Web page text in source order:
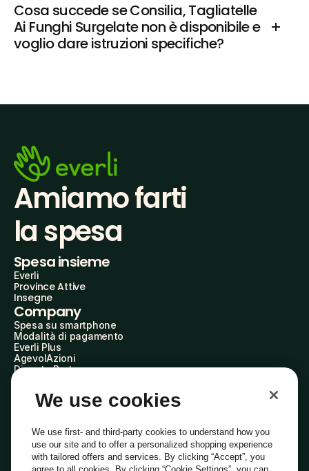
Cosa succede se Consilia, Tagliatelle
Ai Funghi Surgelate non è disponibile e
voglio dare istruzioni specifiche?
Amiamo farti
la spesa
Spesa insieme
Everli
Province Attive
Insegne
Company
Spesa su smartphone
Modalità di pagamento
Everli Plus
AgevolAzioni
Diventa Partner
Everli Shoppers
About Us
Everli News
Domande frequenti
Lavora con noi
Diventa Shopper
We use cookies
We use first- and third-party cookies to understand how you
use our site and to offer a personalized shopping experience
with tailored offers and services. By clicking “Accept”, you